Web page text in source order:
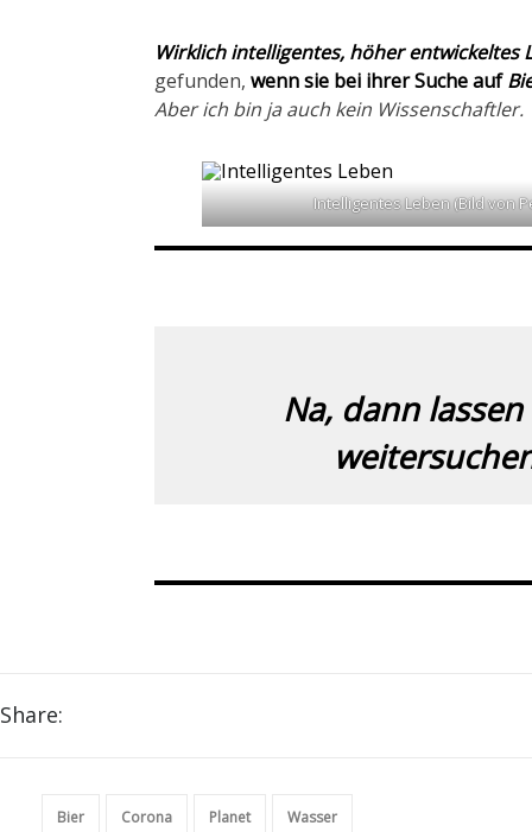
Wirklich intelligentes, höher entwickeltes
gefunden, wenn sie bei ihrer Suche auf
Aber ich bin ja auch kein Wissenschaftler.
Intelligentes Leben (Bild von
Na, dann
Share:
Bier Corona Planet Wasser